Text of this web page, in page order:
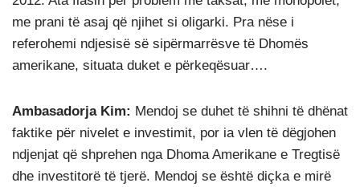
me prani të asaj që njihet si oligarki. Pra nëse i
referohemi ndjesisë së sipërmarrësve të Dhomës
amerikane, situata duket e përkeqësuar….
Ambasadorja Kim: Mendoj se duhet të shihni të dhënat
faktike për nivelet e investimit, por ia vlen të dëgjohen
ndjenjat që shprehen nga Dhoma Amerikane e Tregtisë
dhe investitorë të tjerë. Mendoj se është diçka e mirë